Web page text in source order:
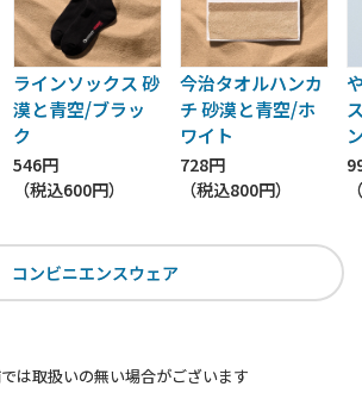
ラインソックス 砂
漠と青空/ブラッ
ク
546円
（税込600円）
今治タオルハンカ
チ 砂漠と青空/ホ
ワイト
728円
（税込800円）
コンビニエンスウェア
は取扱いの無い場合がございます